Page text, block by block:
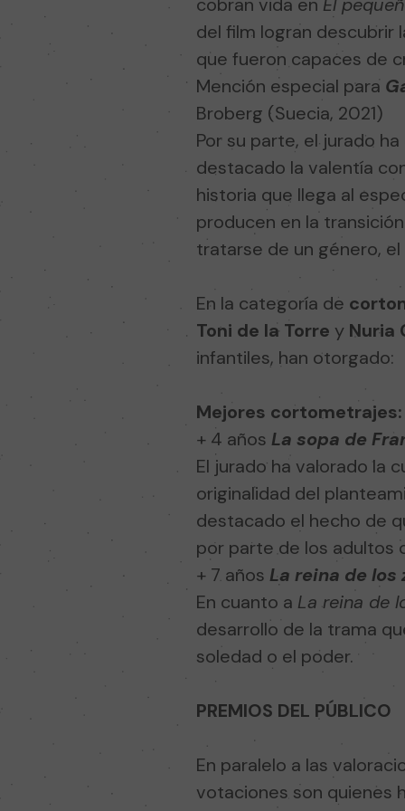
del film logran descubrir
que fueron capaces de
Mención especial para
Broberg (Suecia, 2021)
Por su parte, el jurado
destacado la valentía
historia que llega al
producen en la
tratarse de un género,
En la categoría de
Toni de la Torre y Nuria
infantiles, han otorgado:
Mejores cortometrajes:
+ 4 años La sopa de
El jurado ha valorado la
originalidad del
destacado el hecho de
por parte de los adultos
+ 7 años La reina de
En cuanto a La reina de
desarrollo de la trama
soledad o el poder.
PREMIOS DEL PÚBLICO
En paralelo a las
votaciones son quienes